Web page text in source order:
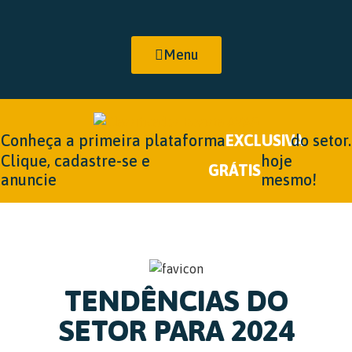
Menu
Conheça a primeira plataformaEXCLUSIVAdo setor.
Clique, cadastre-se e
anuncie
GRÁTIS
hoje
mesmo!
TENDÊNCIAS DO
SETOR PARA 2024